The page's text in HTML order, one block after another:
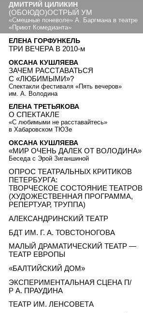
ДМИТРИЙ ЦИЛИКИН
(ОБОЮДО)ОСТРЫЙ УМ
«Смешные поневоле» А. Баргмана в театре
«Приют Комедианта»
ЕЛЕНА ГОРФУНКЕЛЬ
ТРИ ВЕЧЕРА В 2010-м
ОКСАНА КУШЛЯЕВА
ЗАЧЕМ РАССТАВАТЬСЯ
С «ЛЮБИМЫМИ»?
Спектакли фестиваля «Пять вечеров»
им. А. Володина
ЕЛЕНА ТРЕТЬЯКОВА
О СПЕКТАКЛЕ
«С любимыми не расставайтесь»
в Хабаровском ТЮЗе
ОКСАНА КУШЛЯЕВА
«МИР ОЧЕНЬ ДАЛЕК ОТ ВОЛОДИНА»
Беседа с Эрой Зиганшиной
ОПРОС ТЕАТРАЛЬНЫХ КРИТИКОВ
ПЕТЕРБУРГА:
ТВОРЧЕСКОЕ СОСТОЯНИЕ ТЕАТРОВ
(ХУДОЖЕСТВЕННАЯ ПРОГРАММА,
РЕПЕРТУАР, ТРУППА)
АЛЕКСАНДРИНСКИЙ ТЕАТР
БДТ ИМ. Г. А. ТОВСТОНОГОВА
МАЛЫЙ ДРАМАТИЧЕСКИЙ ТЕАТР —
ТЕАТР ЕВРОПЫ
«БАЛТИЙСКИЙ ДОМ»
ЭКСПЕРИМЕНТАЛЬНАЯ СЦЕНА П/
Р А. ПРАУДИНА
ТЕАТР ИМ. ЛЕНСОВЕТА